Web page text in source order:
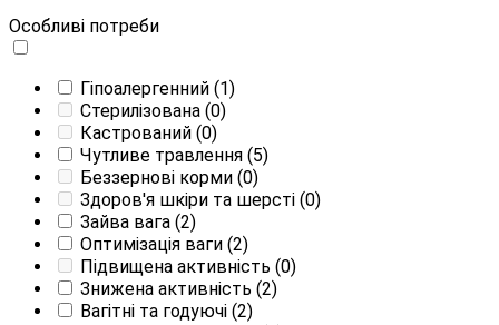
Особливі потреби
Гіпоалергенний (1)
Стерилізована (0)
Кастрований (0)
Чутливе травлення (5)
Беззернові корми (0)
Здоров'я шкіри та шерсті (0)
Зайва вага (2)
Оптимізація ваги (2)
Підвищена активність (0)
Знижена активність (2)
Вагітні та годуючі (2)